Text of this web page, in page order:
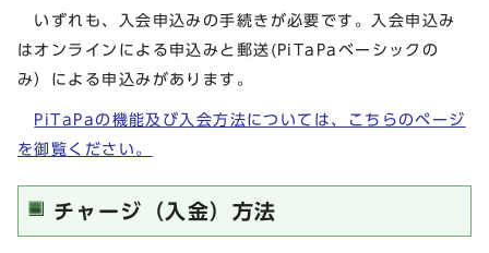
いずれも、入会申込みの手続きが必要です。入会申込み
はオンラインによる申込みと郵送(PiTaPaベーシックの
み）による申込みがあります。
PiTaPaの機能及び入会方法については、こちらのページ
を御覧ください。
チャージ（入金）方法